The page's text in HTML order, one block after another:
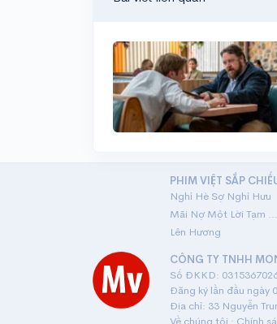
PHIM VIỆT SẮP
Nghỉ Hè Sợ Nghỉ Hưu
Mãi Nợ Một Lời Tạm Biệt
Lên Hương
CÔNG TY TNHH
Số ĐKKD:
Đăng ký lần đầu ngày
Địa chỉ: 33 Nguyễn
Về chúng tôi · Chính